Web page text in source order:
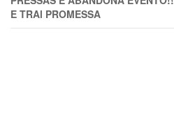
E TRAl PROMESSA